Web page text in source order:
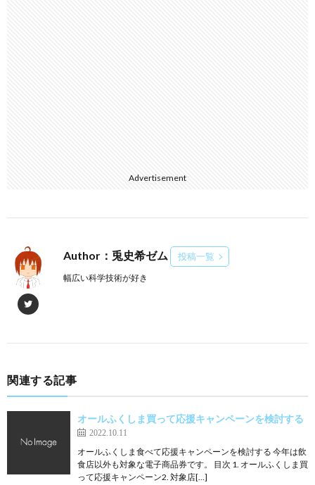
Advertisement
Author：兎史希ゼム 投稿一覧
幅広い科学技術が好き
関連する記事
オールふくしま買って応援キャンペーンを検討する
2022.10.11
オールふくしま食べて応援キャンペーンを検討する 今年は飲
食店以外も対象な電子商品券です。 目次 1. オールふくしま買
って応援キャンペーン2. 対象店[…]